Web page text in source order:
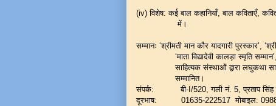
(iv) विशेष: कई बाल कहानियाँ, बाल कविताएँ,
में।
सम्मानः ‘श्रीमती मान कौर यादगारी पुरस्कार’,
‘माता विद्यादेवी कालड़ा स्मृति सम्मान’,
साहित्यक संस्थाओं द्वारा लघुकथा
सम्मानित।
संपर्क: बी-I/520, गली नं. 5, प्रताप सिंह
दूरभाष: 01635-222517 मोबाइल: